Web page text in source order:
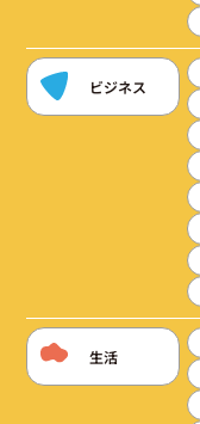
ビジネス
生活